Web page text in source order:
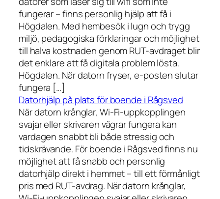
fungerar – finns personlig hjälp att få i
Högdalen. Med hembesök i lugn och trygg
miljö, pedagogiska förklaringar och möjlighet
till halva kostnaden genom RUT-avdraget blir
det enklare att få digitala problem lösta.
Högdalen. När datorn fryser, e-posten slutar
fungera […]
Datorhjälp på plats för boende i Rågsved
När datorn krånglar, Wi-Fi-uppkopplingen
svajar eller skrivaren vägrar fungera kan
vardagen snabbt bli både stressig och
tidskrävande. För boende i Rågsved finns nu
möjlighet att få snabb och personlig
datorhjälp direkt i hemmet – till ett förmånligt
pris med RUT-avdrag. När datorn krånglar,